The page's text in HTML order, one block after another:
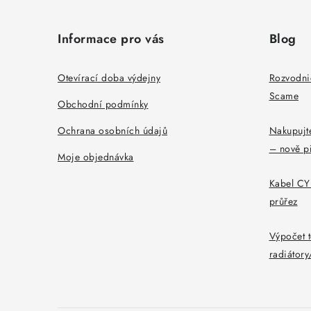
Informace pro vás
Otevírací doba výdejny
Obchodní podmínky
Ochrana osobních údajů
Moje objednávka
Blog
Scame
– nově
Kabel
průřez
Výpočet